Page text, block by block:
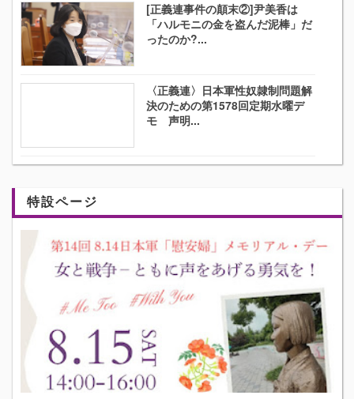
[正義連事件の顛末②]尹美香は
「ハルモニの金を盗んだ泥棒」だ
ったのか?...
〈正義連〉日本軍性奴隷制問題解
決のための第1578回定期水曜デ
モ 声明...
特設ページ